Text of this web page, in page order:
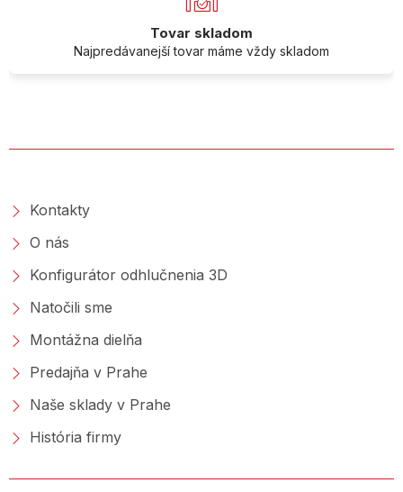
Tovar skladom
Najpredávanejší tovar máme vždy skladom
Kontakty
O nás
Konfigurátor odhlučnenia 3D
Natočili sme
Montážna dielňa
Predajňa v Prahe
Naše sklady v Prahe
História firmy